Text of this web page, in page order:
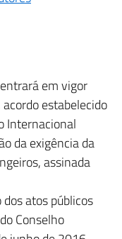
em vigor
estabelecido
Internacional
da exigência da
assinada
atos públicos
Conselho